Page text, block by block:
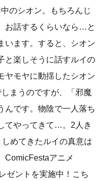
のシオン。もちろんじ
お話するくらいなら…と
います。すると、シオン
と楽しそうに話すルイの
ヤモヤに動揺したシオン
まうのですが、「邪魔
んです。物陰で一人落ち
てやってきて…。2人き
めてきたルイの真意は
ComicFestaアニメ
ゼントを実施中！こち